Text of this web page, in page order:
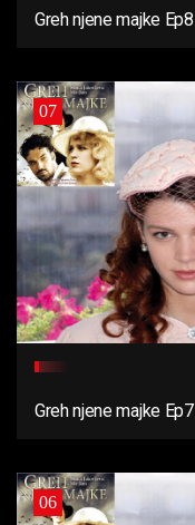
Greh njene majke Ep8
07
Greh njene majke Ep7
06